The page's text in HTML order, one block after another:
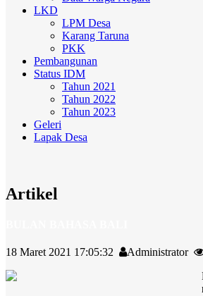
LKD
LPM Desa
Karang Taruna
PKK
Pembangunan
Status IDM
Tahun 2021
Tahun 2022
Tahun 2023
Geleri
Lapak Desa
Artikel
18 Maret 2021 17:05:32 Administrator